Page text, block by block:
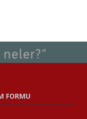
FORMU